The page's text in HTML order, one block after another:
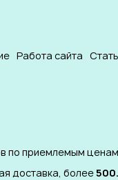
Работа сайта
по приемлемым
доставка, более